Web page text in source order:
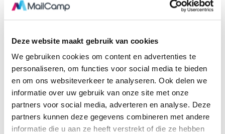
Deze website maakt gebruik van cookies
We gebruiken cookies om content en advertenties te
personaliseren, om functies voor social media te bieden
en om ons websiteverkeer te analyseren. Ook delen we
informatie over uw gebruik van onze site met onze
partners voor social media, adverteren en analyse. Deze
partners kunnen deze gegevens combineren met andere
informatie die u aan ze heeft verstrekt of die ze hebben
CAPTCHA